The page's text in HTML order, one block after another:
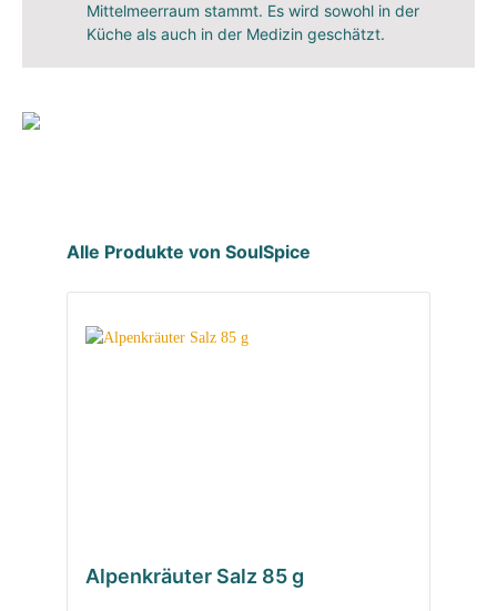
Mittelmeerraum stammt. Es wird sowohl in der
Küche als auch in der Medizin geschätzt.
Alle Produkte von SoulSpice
Alpenkräuter Salz 85 g